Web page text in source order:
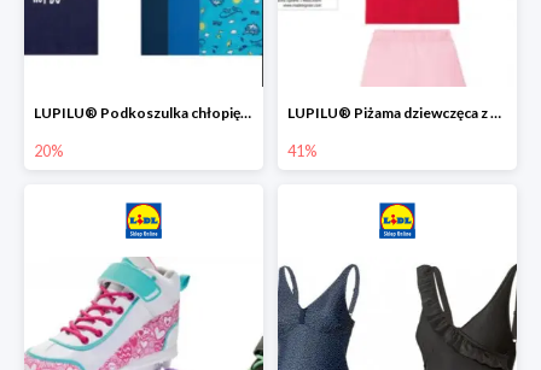
LUPILU® Podkoszulka chłopięca z bawełny -20%
20%
LUPILU® Piżama dziewczęca z bawełny -41%
41%